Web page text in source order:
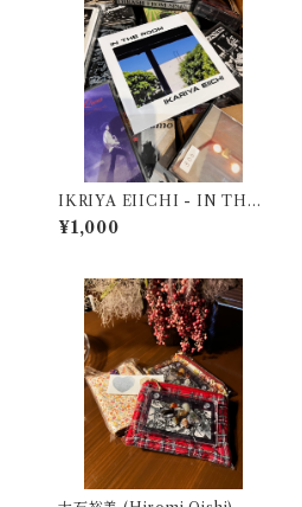
IKRIYA EIICHI - IN THE
ROOM（CD）
¥1,000